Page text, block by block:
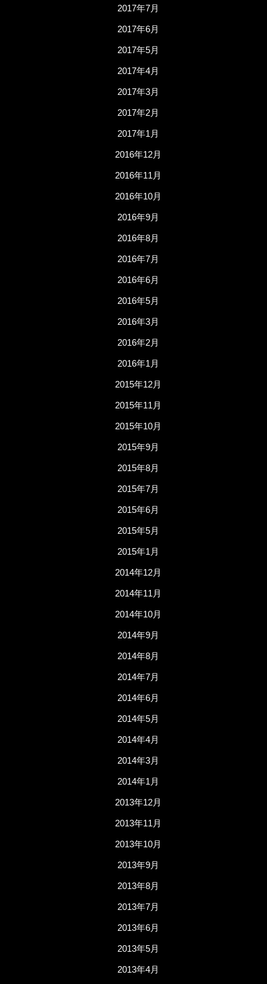
2017年7月
2017年6月
2017年5月
2017年4月
2017年3月
2017年2月
2017年1月
2016年12月
2016年11月
2016年10月
2016年9月
2016年8月
2016年7月
2016年6月
2016年5月
2016年3月
2016年2月
2016年1月
2015年12月
2015年11月
2015年10月
2015年9月
2015年8月
2015年7月
2015年6月
2015年5月
2015年1月
2014年12月
2014年11月
2014年10月
2014年9月
2014年8月
2014年7月
2014年6月
2014年5月
2014年4月
2014年3月
2014年1月
2013年12月
2013年11月
2013年10月
2013年9月
2013年8月
2013年7月
2013年6月
2013年5月
2013年4月